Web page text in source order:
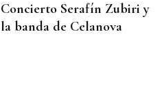
Concierto Serafín Zubiri y
la banda de Celanova